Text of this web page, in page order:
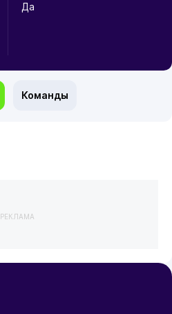
Да
Команды
РЕКЛАМА